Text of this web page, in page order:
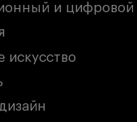
и цифровой
искусство